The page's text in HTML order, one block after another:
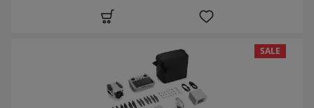
SALE